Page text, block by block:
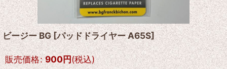
ビージー BG[パッドドライヤー A65S]
販売価格: 900円(税込)